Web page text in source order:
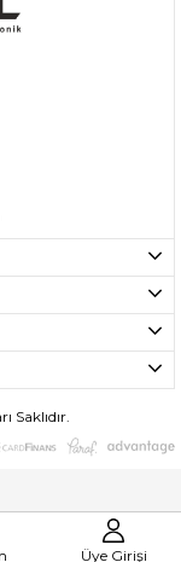
Üye Girişi